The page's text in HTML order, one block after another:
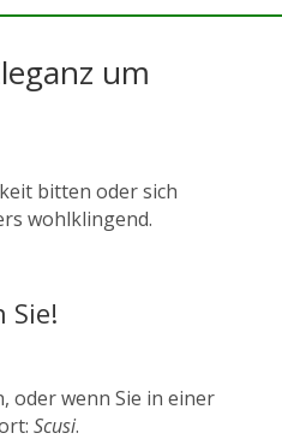
um
bitten oder sich
wohlklingend.
Sie!
oder wenn Sie in einer
Scusi.